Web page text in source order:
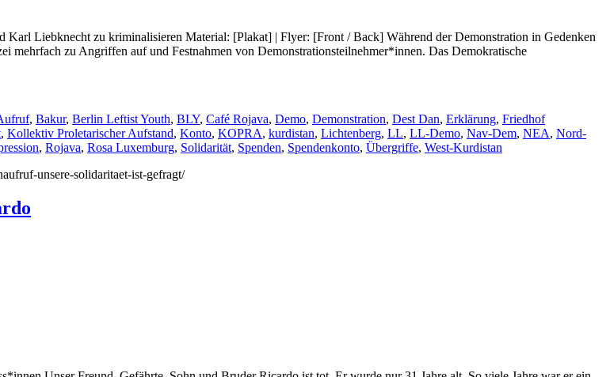
Liebknecht zu kriminalisieren Material: [Plakat] | Flyer: [Front / Back] Während der Demonstration in Gedenken
zu Angriffen auf und Festnahmen von Demonstrationsteilnehmer*innen. Das Demokratische
, Bakur, Berlin Leftist Youth, BLY, Café Rojava, Demo, Demonstration, Dest Dan, Erklärung, Friedhof
, Kollektiv Proletarischer Aufstand, Konto, KOPRA, kurdistan, Lichtenberg, LL, LL-Demo, Nav-Dem, NEA, Nord-
, Rojava, Rosa Luxemburg, Solidarität, Spenden, Spendenkonto, Übergriffe, West-Kurdistan
unsere-solidaritaet-ist-gefragt/